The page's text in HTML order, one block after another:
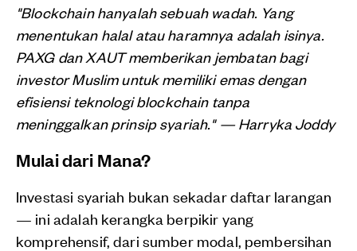
"Blockchain hanyalah sebuah wadah. Yang
menentukan halal atau haramnya adalah isinya.
PAXG dan XAUT memberikan jembatan bagi
investor Muslim untuk memiliki emas dengan
efisiensi teknologi blockchain tanpa
meninggalkan prinsip syariah." — Harryka Joddy
Mulai dari Mana?
Investasi syariah bukan sekadar daftar larangan
— ini adalah kerangka berpikir yang
komprehensif, dari sumber modal, pembersihan